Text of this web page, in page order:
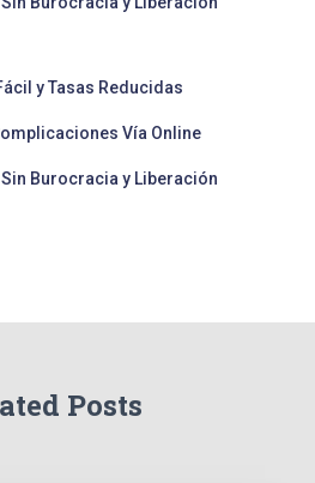
y Tasas Reducidas
Vía Online
Burocracia y Liberación
Posts